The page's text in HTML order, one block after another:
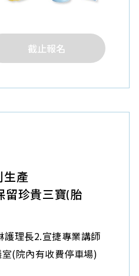
截止報名
生產
留珍貴三寶(胎
理長2.宣捷專業講師
(院內有收費停車場)